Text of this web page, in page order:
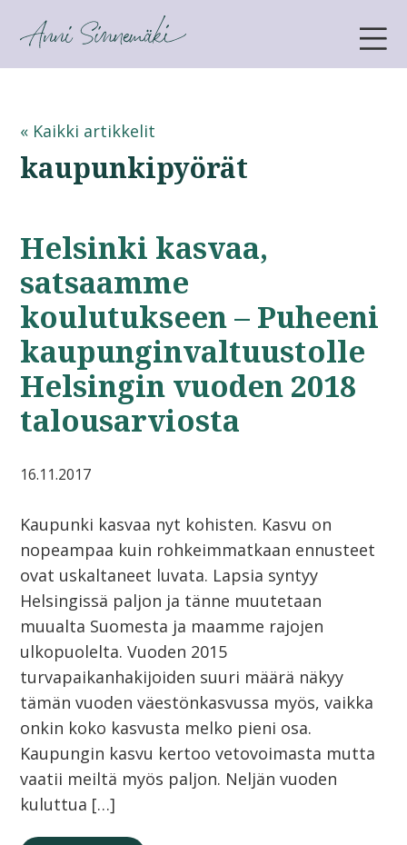
ANNI SINNEMÄKI
« Kaikki artikkelit
kaupunkipyörät
Helsinki kasvaa,
satsaamme
koulutukseen – Puheeni
kaupunginvaltuustolle
Helsingin vuoden 2018
talousarviosta
16.11.2017
Kaupunki kasvaa nyt kohisten. Kasvu on
nopeampaa kuin rohkeimmatkaan ennusteet
ovat uskaltaneet luvata. Lapsia syntyy
Helsingissä paljon ja tänne muutetaan
muualta Suomesta ja maamme rajojen
ulkopuolelta. Vuoden 2015
turvapaikanhakijoiden suuri määrä näkyy
tämän vuoden väestönkasvussa myös, vaikka
onkin koko kasvusta melko pieni osa.
Kaupungin kasvu kertoo vetovoimasta mutta
vaatii meiltä myös paljon. Neljän vuoden
kuluttua […]